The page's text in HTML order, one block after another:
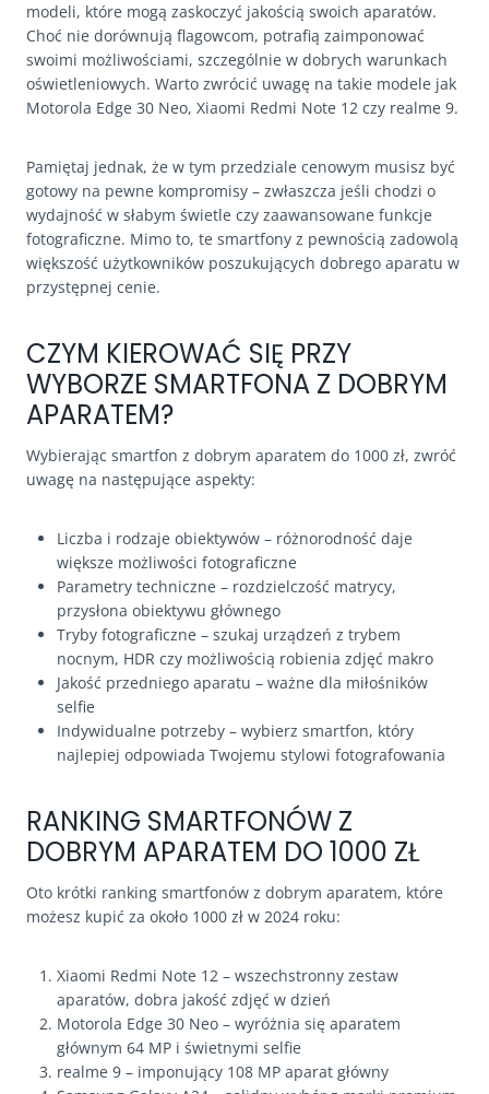
modeli, które mogą zaskoczyć jakością swoich aparatów.
Choć nie dorównują flagowcom, potrafią zaimponować
swoimi możliwościami, szczególnie w dobrych warunkach
oświetleniowych. Warto zwrócić uwagę na takie modele jak
Motorola Edge 30 Neo, Xiaomi Redmi Note 12 czy realme 9.
Pamiętaj jednak, że w tym przedziale cenowym musisz być
gotowy na pewne kompromisy – zwłaszcza jeśli chodzi o
wydajność w słabym świetle czy zaawansowane funkcje
fotograficzne. Mimo to, te smartfony z pewnością zadowolą
większość użytkowników poszukujących dobrego aparatu w
przystępnej cenie.
CZYM KIEROWAĆ SIĘ PRZY
WYBORZE SMARTFONA Z DOBRYM
APARATEM?
Wybierając smartfon z dobrym aparatem do 1000 zł, zwróć
uwagę na następujące aspekty:
Liczba i rodzaje obiektywów – różnorodność daje
większe możliwości fotograficzne
Parametry techniczne – rozdzielczość matrycy,
przysłona obiektywu głównego
Tryby fotograficzne – szukaj urządzeń z trybem
nocnym, HDR czy możliwością robienia zdjęć makro
Jakość przedniego aparatu – ważne dla miłośników
selfie
Indywidualne potrzeby – wybierz smartfon, który
najlepiej odpowiada Twojemu stylowi fotografowania
RANKING SMARTFONÓW Z
DOBRYM APARATEM DO 1000 ZŁ
Oto krótki ranking smartfonów z dobrym aparatem, które
możesz kupić za około 1000 zł w 2024 roku:
Xiaomi Redmi Note 12 – wszechstronny zestaw
aparatów, dobra jakość zdjęć w dzień
Motorola Edge 30 Neo – wyróżnia się aparatem
głównym 64 MP i świetnymi selfie
realme 9 – imponujący 108 MP aparat główny